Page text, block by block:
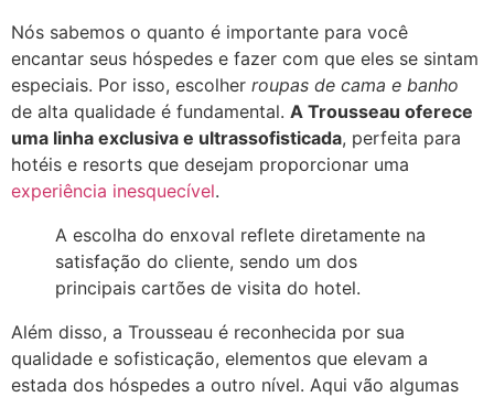
Nós sabemos o quanto é importante para você
encantar seus hóspedes e fazer com que eles se sintam
especiais. Por isso, escolher roupas de cama e banho
de alta qualidade é fundamental. A Trousseau oferece
uma linha exclusiva e ultrassofisticada, perfeita para
hotéis e resorts que desejam proporcionar uma
experiência inesquecível.
A escolha do enxoval reflete diretamente na
satisfação do cliente, sendo um dos
principais cartões de visita do hotel.
Além disso, a Trousseau é reconhecida por sua
qualidade e sofisticação, elementos que elevam a
estada dos hóspedes a outro nível. Aqui vão algumas